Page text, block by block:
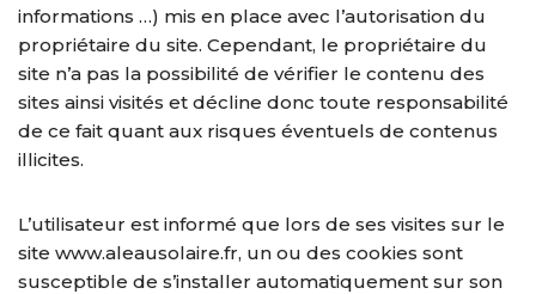
informations …) mis en place avec l’autorisation du
propriétaire du site. Cependant, le propriétaire du
site n’a pas la possibilité de vérifier le contenu des
sites ainsi visités et décline donc toute responsabilité
de ce fait quant aux risques éventuels de contenus
illicites.
L’utilisateur est informé que lors de ses visites sur le
site www.aleausolaire.fr, un ou des cookies sont
susceptible de s’installer automatiquement sur son